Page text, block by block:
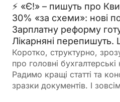
⚡ «Є!» – пишуть про
30% «за схеми»: нові
Зарплатну реформу
Лікарняні
– теж. 🙋‍♀️ Вечірній
Коротко, структурно,
про головні
Радимо кращі статті та
зразки документів. І